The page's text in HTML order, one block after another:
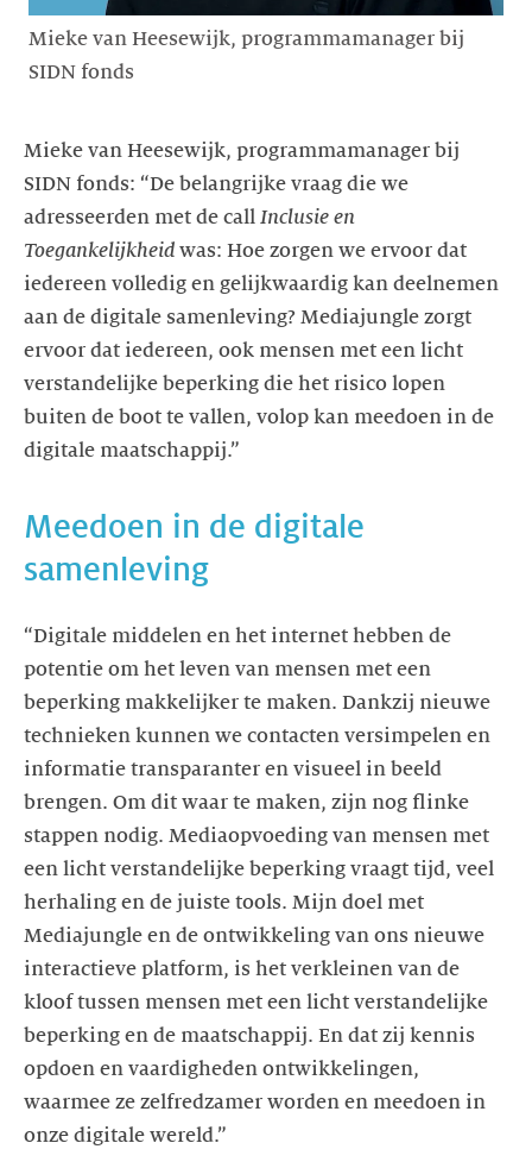
Mieke van Heesewijk, programmamanager bij
SIDN fonds
Mieke van Heesewijk, programmamanager bij
SIDN fonds: “De belangrijke vraag die we
adresseerden met de call Inclusie en
Toegankelijkheid was: Hoe zorgen we ervoor dat
iedereen volledig en gelijkwaardig kan deelnemen
aan de digitale samenleving? Mediajungle zorgt
ervoor dat iedereen, ook mensen met een licht
verstandelijke beperking die het risico lopen
buiten de boot te vallen, volop kan meedoen in de
Meedoen in de digitale
samenleving
“Digitale middelen en het internet hebben de
potentie om het leven van mensen met een
beperking makkelijker te maken. Dankzij nieuwe
technieken kunnen we contacten versimpelen en
informatie transparanter en visueel in beeld
brengen. Om dit waar te maken, zijn nog flinke
stappen nodig. Mediaopvoeding van mensen met
een licht verstandelijke beperking vraagt tijd, veel
herhaling en de juiste tools. Mijn doel met
Mediajungle en de ontwikkeling van ons nieuwe
interactieve platform, is het verkleinen van de
kloof tussen mensen met een licht verstandelijke
beperking en de maatschappij. En dat zij kennis
opdoen en vaardigheden ontwikkelingen,
waarmee ze zelfredzamer worden en meedoen in